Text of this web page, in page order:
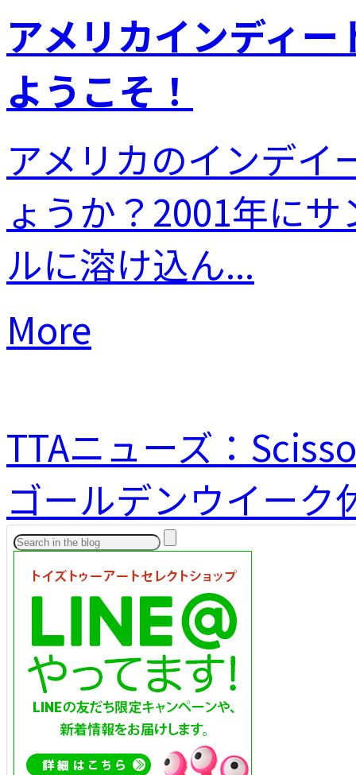
アメリカインディ
ようこそ！
アメリカのインデ
ょうか？2001年に
ルに溶け込ん...
More
TTAニューズ：
ゴールデンウイーク